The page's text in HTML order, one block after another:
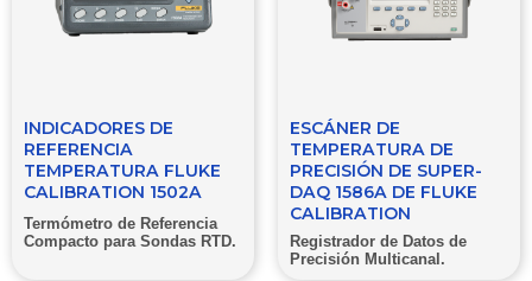
INDICADORES DE
REFERENCIA
TEMPERATURA FLUKE
CALIBRATION 1502A
Termómetro de Referencia
Compacto para Sondas RTD.
ESCÁNER DE
TEMPERATURA DE
PRECISIÓN DE SUPER-
DAQ 1586A DE FLUKE
CALIBRATION
Registrador de Datos de
Precisión Multicanal.